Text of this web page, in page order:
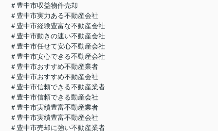
＃豊中市収益物件売却
＃豊中市実力ある不動産会社
＃豊中市経験豊富な不動産会社
＃豊中市動きの速い不動産会社
＃豊中市任せて安心不動産会社
＃豊中市安心できる不動産会社
＃豊中市おすすめ不動産業者
＃豊中市おすすめ不動産会社
＃豊中市信頼できる不動産業者
＃豊中市信頼できる動産会社
＃豊中市実績豊富不動産業者
＃豊中市実績豊富不動産会社
＃豊中市売却に強い不動産業者